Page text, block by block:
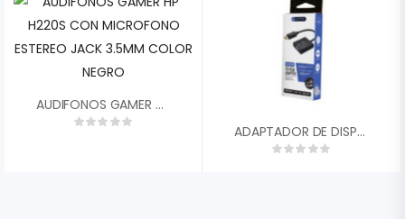
AUDIFONOS GAMER HP H220S CON MICROFONO ESTEREO JACK 3.5MM COLOR NEGRO
ADAPTADOR DE DISPLAYPORT A VGA UNNO TEKNO AD3006BK